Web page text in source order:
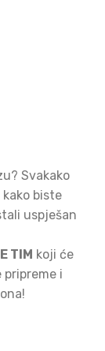
Svakako
biste
uspješan
TIM koji će
pripreme i